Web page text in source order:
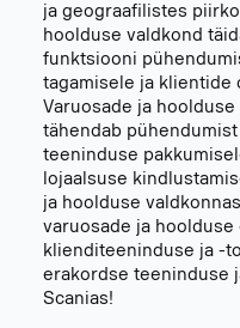
ja geograafilistes
hoolduse valdkond
funktsiooni
tagamisele ja klientide
Varuosade ja
tähendab
teeninduse
lojaalsuse
ja hoolduse
varuosade ja
klienditeeninduse ja -
erakordse teeninduse
Scanias!